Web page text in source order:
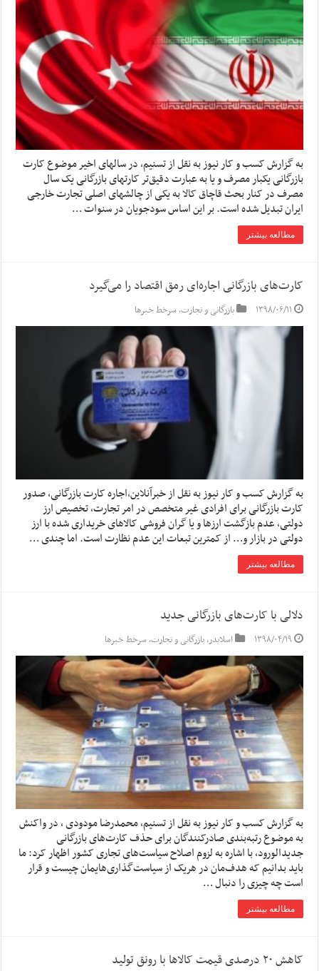
به گزارش کسب و کار نیوز به نقل از تسنیم، در سالهای اخیر موضوع کارت
بازرگانی یکبار مصرف و یا به عبارت دقیق‌تر کارتهای بازرگانی یک سال
مصرف در کنار بحث قاچاق کالا به یکی از چالشهای اصلی تجارت خارجی
ایران تبدیل شده است. بر این اساس سودجویان در سنوات …
مطالعه بیشتر
کارت‌های بازرگانی اجاره‌ای رمق اقتصاد را می‌گیرد
۱۳۹۸/۰۶/۱۱ بازرگانی و تجارت,سرخط خبرها
به گزارش کسب و کار نیوز به نقل از خبرآنلاین،اجاره کارت بازرگانی، صدور
کارت بازرگانی برای افرادی غیر متخصص در امر تجارت، تخصیص ارز
دولتی، عدم بازگشت ارزها و یا گران فروشی کالاهای خریداری شده با ارز
دولتی در بازار و… از کمترین تبعات این عدم نظارت است. اما چندی …
مطالعه بیشتر
دلالی با کارت‌های بازرگانی جدید
۱۳۹۸/۰۴/۱۹ اسلایدر,بازرگانی و تجارت,سرخط خبرها
به گزارش کسب و کار نیوز به نقل از تسنیم، محمدرضا مودودی ، در واکنش
به موضوع رتبه‌بندی صادرکنندگان برای حذف کارت‌های بازرگانی
جدیدالورود، با اشاره به لزوم اصلاح سیاست‌های تجاری کشور اظهار کرد: ما
باید بدانیم که هدف‌مان در هریک از سیاست‌گذاری‌هایمان چیست و قرار
است چه چیزی را دنبال …
مطالعه بیشتر
کاهش ۲۰ درصدی قیمت کالاها با رونق تولید